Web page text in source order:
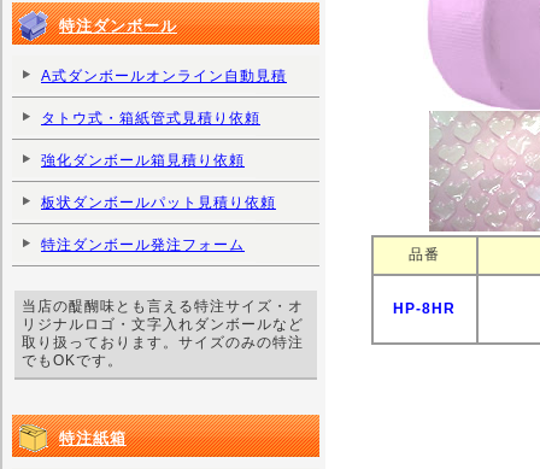
品番
HP-8HR
特注ダンボール
A式ダンボールオンライン自動見積
タトウ式・箱紙管式見積り依頼
強化ダンボール箱見積り依頼
板状ダンボールパット見積り依頼
特注ダンボール発注フォーム
当店の醍醐味とも言える特注サイズ・オ
リジナルロゴ・文字入れダンボールなど
取り扱っております。サイズのみの特注
でもOKです。
特注紙箱